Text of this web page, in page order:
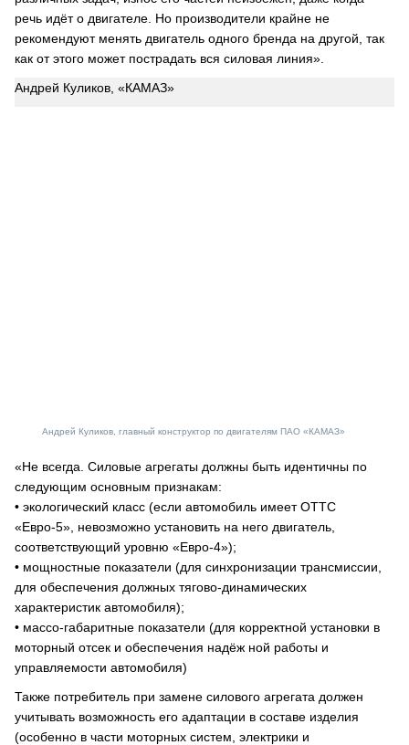
речь идёт о двигателе. Но производители крайне не
рекомендуют менять двигатель одного бренда на другой, так
как от этого может пострадать вся силовая линия».
Андрей Куликов, «КАМАЗ»
Андрей Куликов, главный конструктор по двигателям ПАО «КАМАЗ»
«Не всегда. Силовые агрегаты должны быть идентичны по
следующим основным признакам:
• экологический класс (если автомобиль имеет ОТТС
«Евро-5», невозможно установить на него двигатель,
соответствующий уровню «Евро-4»);
• мощностные показатели (для синхронизации трансмиссии,
для обеспечения должных тягово-динамических
характеристик автомобиля);
• массо-габаритные показатели (для корректной установки в
моторный отсек и обеспечения надёж ной работы и
управляемости автомобиля)
Также потребитель при замене силового агрегата должен
учитывать возможность его адаптации в составе изделия
(особенно в части моторных систем, электрики и